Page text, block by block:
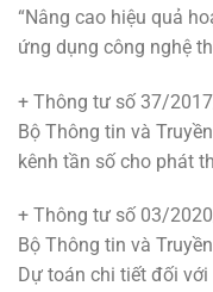
“Nâng cao hiệu quả
ứng dụng công nghệ
+ Thông tư số 37/
Bộ Thông tin và
kênh tần số cho phát
+ Thông tư số 03/
Bộ Thông tin và
Dự toán chi tiết đối